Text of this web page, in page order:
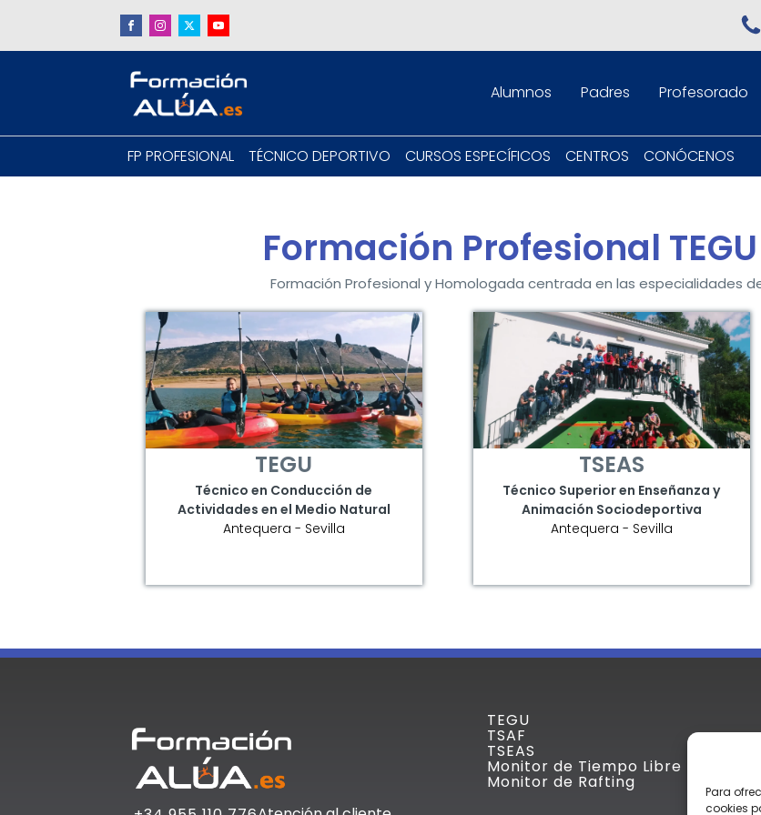
Para
cookies
Alumnos Padres Profesorado
FP PROFESIONAL TÉCNICO DEPORTIVO CURSOS ESPECÍFICOS CENTROS CONÓCENOS
Formación Profesional TEGU
Formación Profesional y Homologada centrada en las especialidades
TEGU
Técnico en Conducción de
Actividades en el Medio Natural
Antequera - Sevilla
TSEAS
Técnico Superior en Enseñanza y
Animación Sociodeportiva
Antequera - Sevilla
TEGU
TSAF
TSEAS
Monitor de Tiempo Libre
Monitor de Rafting